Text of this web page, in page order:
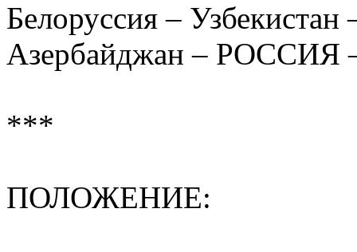
Белоруссия –
Азербайджан – РОССИЯ
***
ПОЛОЖЕНИЕ: